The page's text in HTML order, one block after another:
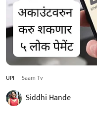
UPI Saam Tv
Siddhi Hande